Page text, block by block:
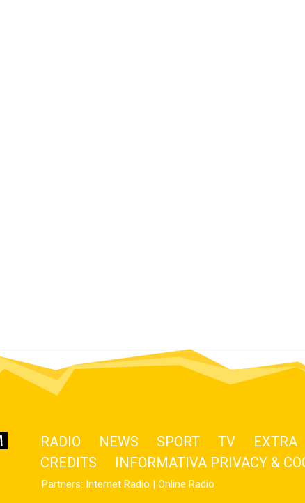
RADIO NEWS SPORT TV EXTRA
CREDITS
INFORMATIVA PRIVACY &
Partners: Internet Radio | Online Radio